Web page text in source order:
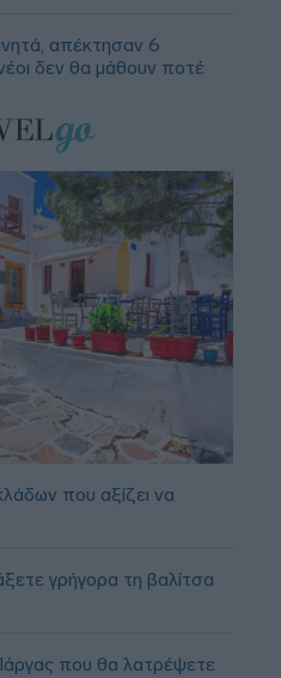
απέκτησαν 6
δεν θα μάθουν ποτέ
που αξίζει να
γρήγορα τη βαλίτσα
που θα λατρέψετε